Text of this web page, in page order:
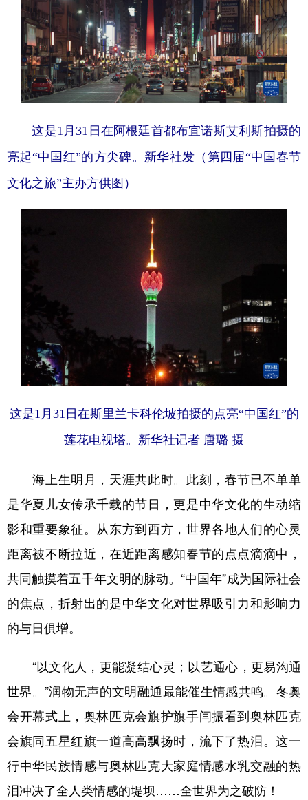
这是1月31日在阿根廷首都布宜诺斯艾利斯拍摄的
亮起“中国红”的方尖碑。新华社发（第四届“中国春节
文化之旅”主办方供图）
这是1月31日在斯里兰卡科伦坡拍摄的点亮“中国红”的
莲花电视塔。新华社记者 唐璐 摄
海上生明月，天涯共此时。此刻，春节已不单单
是华夏儿女传承千载的节日，更是中华文化的生动缩
影和重要象征。从东方到西方，世界各地人们的心灵
距离被不断拉近，在近距离感知春节的点点滴滴中，
共同触摸着五千年文明的脉动。“中国年”成为国际社会
的焦点，折射出的是中华文化对世界吸引力和影响力
的与日俱增。
“以文化人，更能凝结心灵；以艺通心，更易沟通
世界。”润物无声的文明融通最能催生情感共鸣。冬奥
会开幕式上，奥林匹克会旗护旗手闫振看到奥林匹克
会旗同五星红旗一道高高飘扬时，流下了热泪。这一
行中华民族情感与奥林匹克大家庭情感水乳交融的热
泪冲决了全人类情感的堤坝……全世界为之破防！